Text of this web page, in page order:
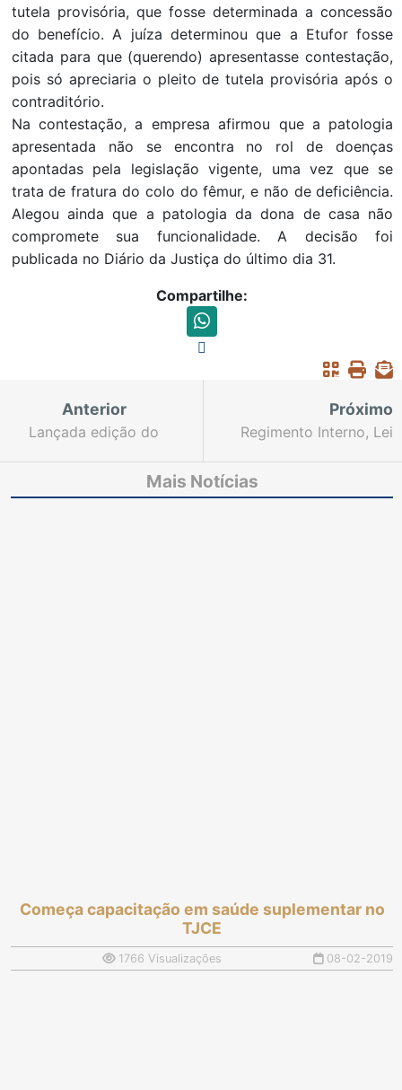
tutela provisória, que fosse determinada a concessão
do benefício. A juíza determinou que a Etufor fosse
citada para que (querendo) apresentasse contestação,
pois só apreciaria o pleito de tutela provisória após o
contraditório.
Na contestação, a empresa afirmou que a patologia
apresentada não se encontra no rol de doenças
apontadas pela legislação vigente, uma vez que se
trata de fratura do colo do fêmur, e não de deficiência.
Alegou ainda que a patologia da dona de casa não
compromete sua funcionalidade. A decisão foi
publicada no Diário da Justiça do último dia 31.
Compartilhe:
Anterior
Lançada edição do
sobre a nova Gestão
do Tribunal de Justiça
Próximo
Regimento Interno, Lei
obras estão disponíveis
Mais Notícias
Começa capacitação em saúde suplementar no
TJCE
1766 Visualizações 08-02-2019